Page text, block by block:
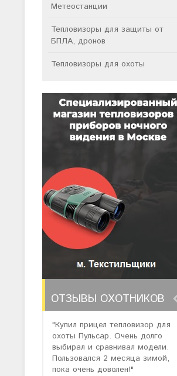
Метеостанции
Тепловизоры для защиты от
БПЛА, дронов
Тепловизоры для охоты
ОТЗЫВЫ ОХОТНИКОВ
"Купил прицел тепловизор для
охоты Пульсар. Очень долго
выбирал и сравнивал модели.
Пользовался 2 месяца зимой,
пока очень доволен!"